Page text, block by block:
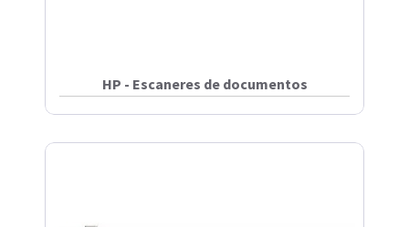
HP - Escaneres de documentos